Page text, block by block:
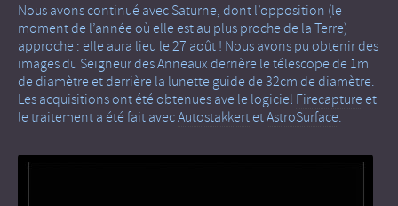
Nous avons continué avec Saturne, dont l’opposition (le
moment de l’année où elle est au plus proche de la Terre)
approche : elle aura lieu le 27 août ! Nous avons pu obtenir des
images du Seigneur des Anneaux derrière le télescope de 1m
de diamètre et derrière la lunette guide de 32cm de diamètre.
Les acquisitions ont été obtenues ave le logiciel Firecapture et
le traitement a été fait avecAutostakkertetAstroSurface.